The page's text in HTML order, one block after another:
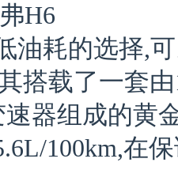
H6
油耗的选择,
搭载了一套
器组成的黄
100km,在